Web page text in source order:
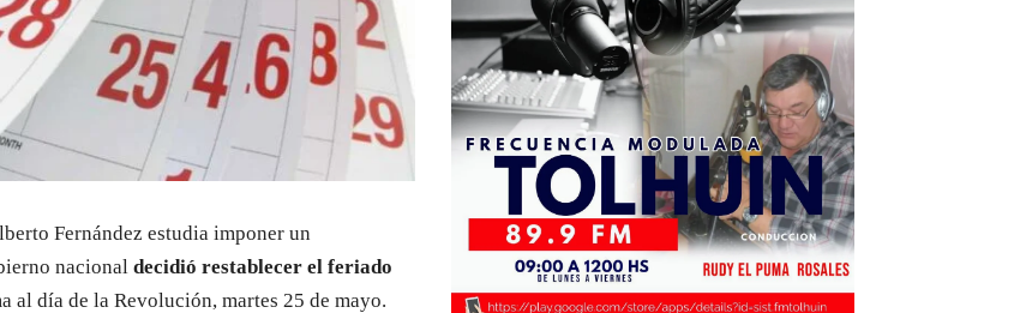
Fernández estudia imponer un
nacional decidió restablecer el feriado
al día de la Revolución, martes 25 de mayo.